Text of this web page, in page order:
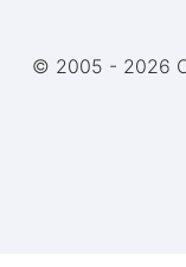
© 2005 - 2026